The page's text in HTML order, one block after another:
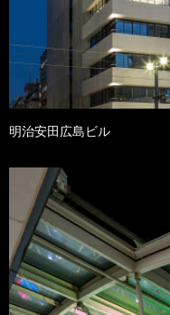
明治安田広島ビル